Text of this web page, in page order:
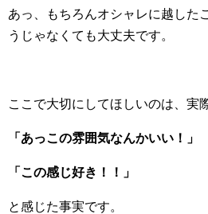
あっ、もちろんオシャレに越した
うじゃなくても大丈夫です。
ここで大切にしてほしいのは、実
「あっこの雰囲気なんかいい！」
「この感じ好き！！」
と感じた事実です。